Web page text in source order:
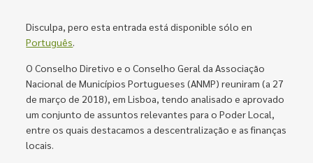
Disculpa, pero esta entrada está disponible sólo en
Português.
O Conselho Diretivo e o Conselho Geral da Associação
Nacional de Municípios Portugueses (ANMP) reuniram (a 27
de março de 2018), em Lisboa, tendo analisado e aprovado
um conjunto de assuntos relevantes para o Poder Local,
entre os quais destacamos a descentralização e as finanças
locais.